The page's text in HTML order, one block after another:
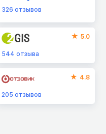
326отзывов
5.0
544отзыва
4.8
205отзывов